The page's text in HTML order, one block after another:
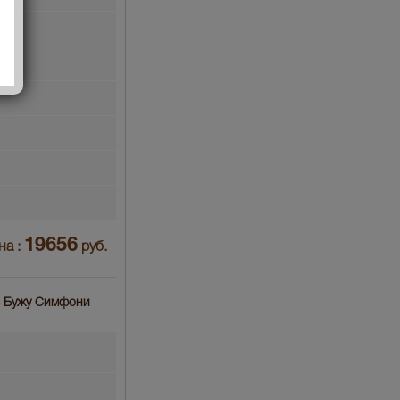
: 19656 руб.
Бужу Симфони